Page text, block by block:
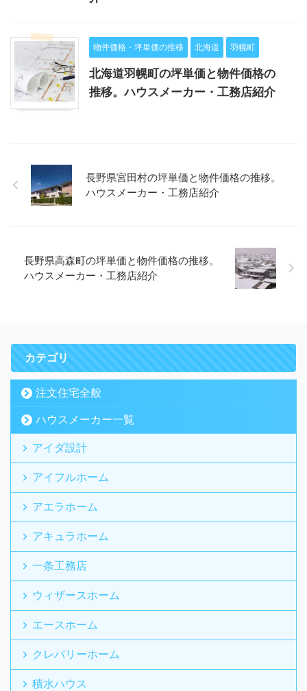
物件価格・坪単価の推移 北海道 羽幌町
北海道羽幌町の坪単価と物件価格の
推移。ハウスメーカー・工務店紹介
長野県宮田村の坪単価と物件価格の推移。
ハウスメーカー・工務店紹介
長野県高森町の坪単価と物件価格の推移。
ハウスメーカー・工務店紹介
カテゴリ
注文住宅全般
ハウスメーカー一覧
アイダ設計
アイフルホーム
アエラホーム
アキュラホーム
一条工務店
ウィザースホーム
エースホーム
クレバリーホーム
積水ハウス